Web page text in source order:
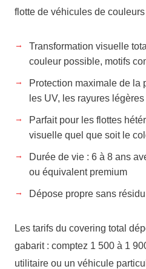
flotte de véhicules de
Transformation visuelle
couleur possible, motifs
Protection maximale de la
les UV, les rayures
Parfait pour les flottes
visuelle quel que soit le
Durée de vie : 6 à 8 ans
ou équivalent premium
Dépose propre sans
Les tarifs du covering total
gabarit : comptez 1 500 à 1
utilitaire ou un véhicule